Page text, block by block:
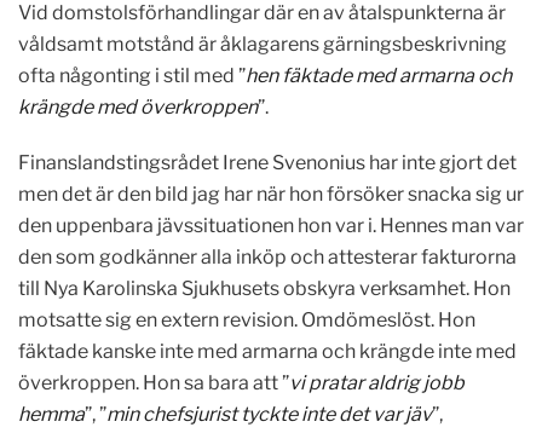
Vid domstolsförhandlingar där en av åtalspunkterna är
våldsamt motstånd är åklagarens gärningsbeskrivning
ofta någonting i stil med ”hen fäktade med armarna och
krängde med överkroppen”.
Finanslandstingsrådet Irene Svenonius har inte gjort det
men det är den bild jag har när hon försöker snacka sig ur
den uppenbara jävssituationen hon var i. Hennes man var
den som godkänner alla inköp och attesterar fakturorna
till Nya Karolinska Sjukhusets obskyra verksamhet. Hon
motsatte sig en extern revision. Omdömeslöst. Hon
fäktade kanske inte med armarna och krängde inte med
överkroppen. Hon sa bara att ”vi pratar aldrig jobb
hemma”, ”min chefsjurist tyckte inte det var jäv”,